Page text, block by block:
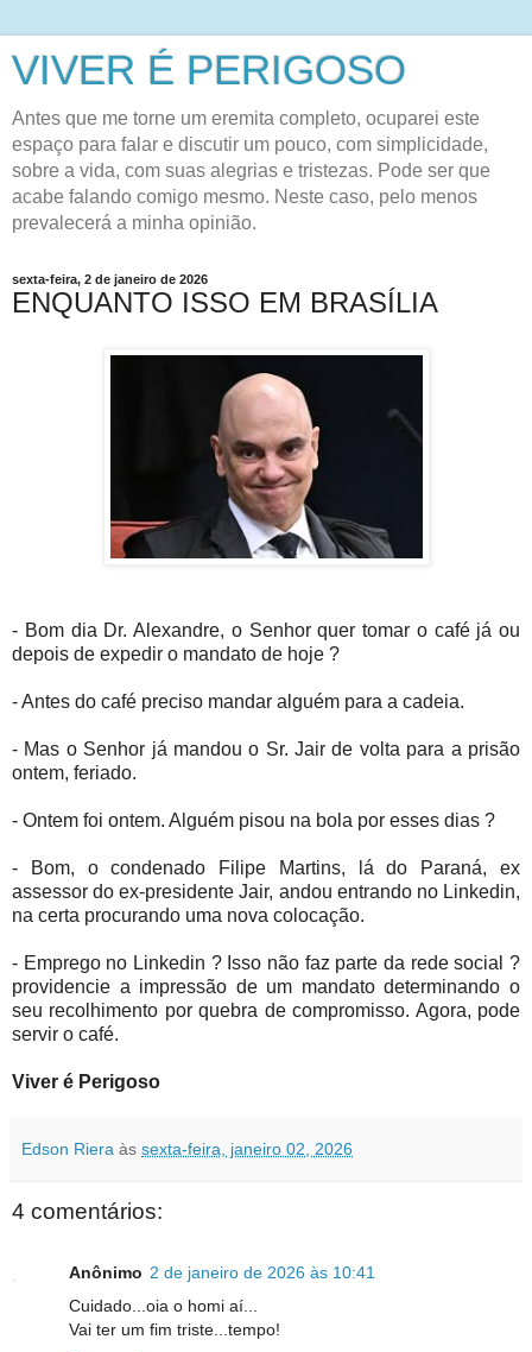
VIVER É PERIGOSO
Antes que me torne um eremita completo, ocuparei este
espaço para falar e discutir um pouco, com simplicidade,
sobre a vida, com suas alegrias e tristezas. Pode ser que
acabe falando comigo mesmo. Neste caso, pelo menos
prevalecerá a minha opinião.
sexta-feira, 2 de janeiro de 2026
ENQUANTO ISSO EM BRASÍLIA
- Bom dia Dr. Alexandre, o Senhor quer tomar o café já ou
depois de expedir o mandato de hoje ?
- Antes do café preciso mandar alguém para a cadeia.
- Mas o Senhor já mandou o Sr. Jair de volta para a prisão
ontem, feriado.
- Ontem foi ontem. Alguém pisou na bola por esses dias ?
- Bom, o condenado Filipe Martins, lá do Paraná, ex
assessor do ex-presidente Jair, andou entrando no Linkedin,
na certa procurando uma nova colocação.
- Emprego no Linkedin ? Isso não faz parte da rede social ?
providencie a impressão de um mandato determinando o
seu recolhimento por quebra de compromisso. Agora, pode
servir o café.
Viver é Perigoso
Edson Riera às sexta-feira, janeiro 02, 2026
4 comentários:
Anônimo 2 de janeiro de 2026 às 10:41
Cuidado...oia o homi aí...
Vai ter um fim triste...tempo!